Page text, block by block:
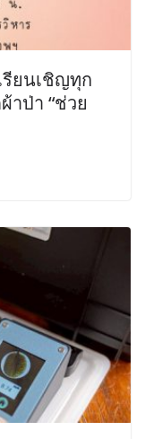
ยนเชิญทุก
าป่า “ช่วย